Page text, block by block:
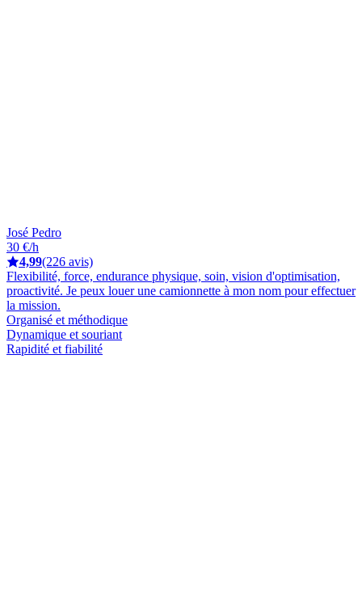
José Pedro
30 €/h
4,99(226 avis)
Flexibilité, force, endurance physique, soin, vision d'optimisation,
proactivité. Je peux louer une camionnette à mon nom pour effectuer
la mission.
Organisé et méthodique
Dynamique et souriant
Rapidité et fiabilité